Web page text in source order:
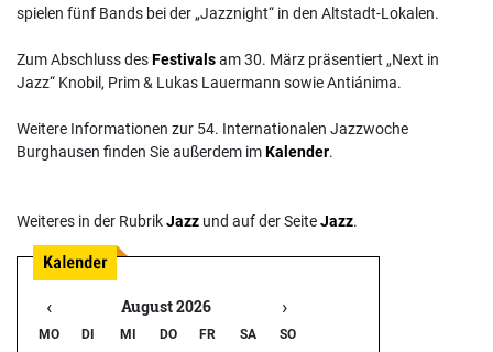
spielen fünf Bands bei der „Jazznight“ in den Altstadt-Lokalen.
Zum Abschluss desFestivalsam 30. März präsentiert „Next in
Jazz“ Knobil, Prim & Lukas Lauermann sowie Antiánima.
Weitere Informationen zur 54. Internationalen Jazzwoche
Burghausen finden Sie außerdem imKalender.
Weiteres in der RubrikJazz und auf der SeiteJazz.
‹ August 2026 ›
MO DI MI DO FR SA
SO